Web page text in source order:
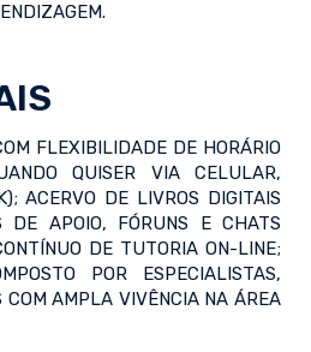
FLEXIBILIDADE DE HORÁRIO
QUISER VIA CELULAR,
ACERVO DE LIVROS DIGITAIS
DE APOIO, FÓRUNS E CHATS
DE TUTORIA ON-LINE;
POR ESPECIALISTAS,
COM AMPLA VIVÊNCIA NA ÁREA